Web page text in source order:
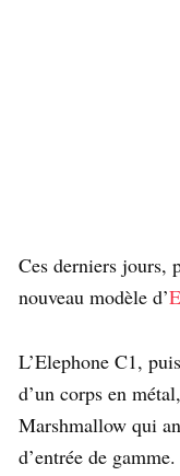
Ces derniers jours,
nouveau modèle d’
L’Elephone C1,
d’un corps en
Marshmallow qui
d’entrée de